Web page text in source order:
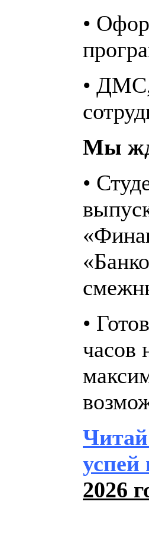
•
•
Мы
•
•
часов
успей
2026